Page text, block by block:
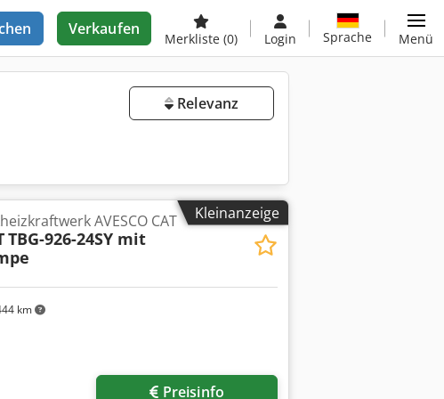
Verkaufen
Merkliste (0) Login Sprache Menü
Relevanz
Kleinanzeige
km
AVESCO CAT
TBG-926-24SY mit
Preisinfo